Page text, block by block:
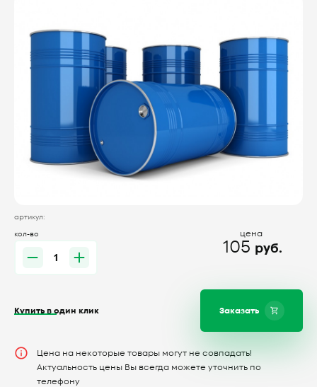
артикул:
кол-во
цена
105 руб.
Заказать
Купить в один клик
Цена на некоторые товары могут не совпадать!
Актуальность цены Вы всегда можете уточнить по
телефону